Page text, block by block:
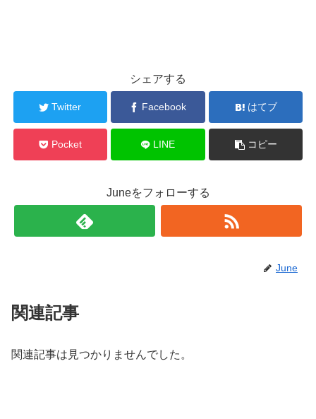
シェアする
Twitter Facebook はてブ
Pocket LINE コピー
Juneをフォローする
June
関連記事
関連記事は見つかりませんでした。